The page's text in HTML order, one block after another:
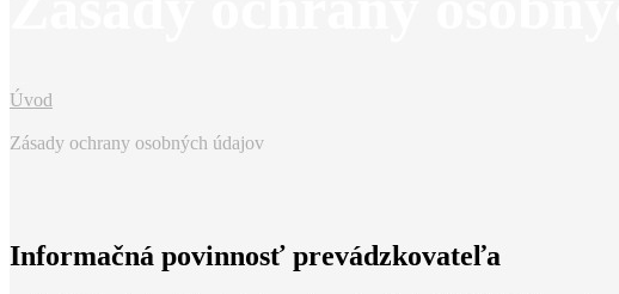
Úvod
Zásady ochrany osobných údajov
Informačná povinnosť prevádzkovateľa